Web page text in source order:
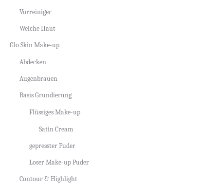
Vorreiniger
Weiche Haut
Glo Skin Make-up
Abdecken
Augenbrauen
Basis Grundierung
Flüssiges Make-up
Satin Cream
gepresster Puder
Loser Make-up Puder
Contour & Highlight